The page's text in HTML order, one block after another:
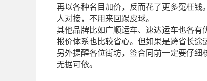
再以各种名目加价，反而花了更多冤枉钱
人对接，不用来回踢皮球。
其他品牌比如广顺运车、速达运车也各
报价体系也比较省心。但如果是跨省长途
另外提醒各位街坊，签合同前一定要仔细
无据可依。